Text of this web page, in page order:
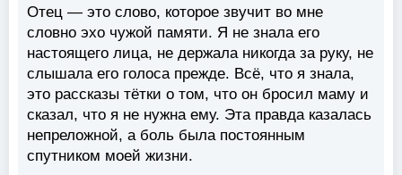
Отец — это слово, которое звучит во мне
словно эхо чужой памяти. Я не знала его
настоящего лица, не держала никогда за руку, не
слышала его голоса прежде. Всё, что я знала,
это рассказы тётки о том, что он бросил маму и
сказал, что я не нужна ему. Эта правда казалась
непреложной, а боль была постоянным
спутником моей жизни.